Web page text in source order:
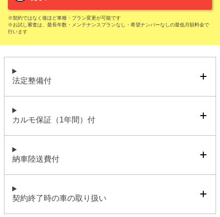
※契約ではなく後ほど車種・プラン変更が可能です
※お試し審査は、最長年数・メンテナンスプランなし・希望ナンバーなしの最低月額料金で
行います
法定整備付
カルモ保証（1年間）付
納車陸送費付
契約終了時の車の取り扱い